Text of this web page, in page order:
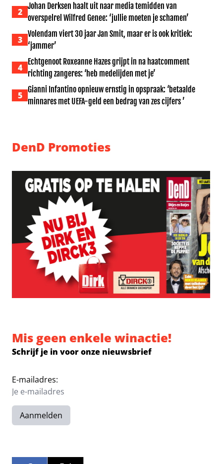
2
Johan Derksen haalt uit naar media temidden van
overspelrel Wilfred Genee: ‘jullie moeten je schamen’
3
Volendam viert 30 jaar Jan Smit, maar er is ook kritiek:
‘jammer’
4
Echtgenoot Roxeanne Hazes grijpt in na haatcomment
richting zangeres: ‘heb medelijden met je’
5
Gianni Infantino opnieuw ernstig in opspraak: ‘betaalde
minnares met UEFA-geld een bedrag van zes cijfers ’
DenD Promoties
Mis geen enkele winactie!
Schrijf je in voor onze nieuwsbrief
E-mailadres:
Aanmelden